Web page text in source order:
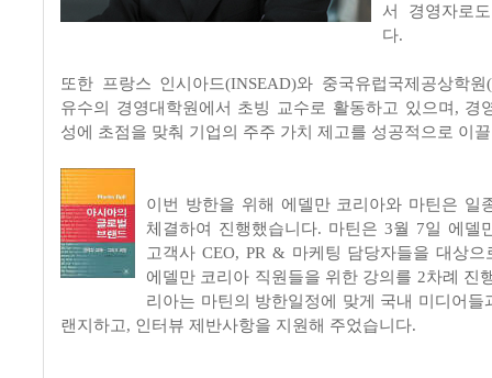
서 경영자로
다.
또한 프랑스 인시아드(INSEAD)와 중국유럽국제공상학
유수의 경영대학원에서 초빙 교수로 활동하고 있으며, 경
성에 초점을 맞춰 기업의 주주 가치 제고를 성공적으로 이
이번 방한을 위해 에델만 코리아와 마틴은 일
체결하여 진행했습니다. 마틴은 3월 7일 에델
고객사 CEO, PR & 마케팅 담당자들을 대상
에델만 코리아 직원들을 위한 강의를 2차례 진
리아는 마틴의 방한일정에 맞게 국내 미디어들
랜지하고, 인터뷰 제반사항을 지원해 주었습니다.